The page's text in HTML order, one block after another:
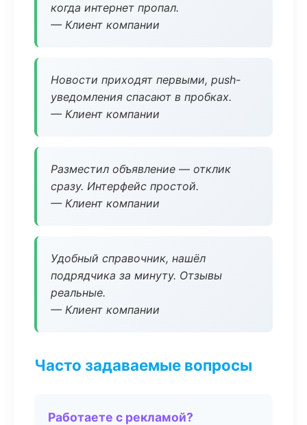
когда интернет пропал.
— Клиент компании
Новости приходят первыми, push-
уведомления спасают в пробках.
— Клиент компании
Разместил объявление — отклик
сразу. Интерфейс простой.
— Клиент компании
Удобный справочник, нашёл
подрядчика за минуту. Отзывы
реальные.
— Клиент компании
Часто задаваемые вопросы
Работаете с рекламой?